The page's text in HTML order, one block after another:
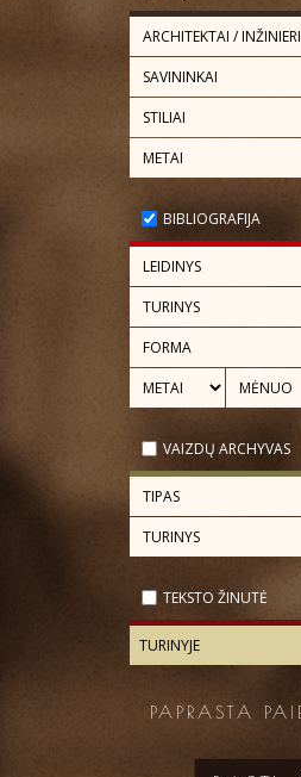
BIBLIOGRAFIJA
VAIZDŲ ARCHYVAS
TEKSTO ŽINUTĖ
PAPRASTA